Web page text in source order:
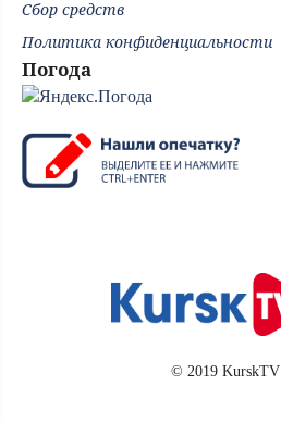
Сбор средств
Политика конфиденциальности
Погода
© 2019 KurskTV